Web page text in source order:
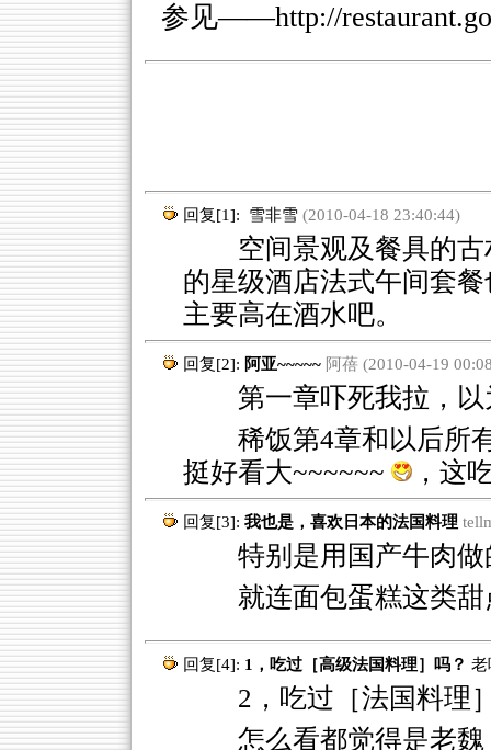
参见——http://
回复[1]: 雪非雪(2010-04-18 23:40:44)
空间景观及餐具的古
的星级酒店法式午间套
主要高在酒水吧。
回复[2]: 阿亚~~~~~ 阿蓓 (2010-04-19
第一章吓死我拉，以
稀饭第4章和以后所
挺好看大~~~~~~
，这
回复[3]: 我也是，喜欢日本的法国料理
特别是用国产牛肉做
就连面包蛋糕这类
回复[4]: 1，吃过［高级法国料理］吗？ 老
2，吃过［法国料理
怎么看都觉得是老